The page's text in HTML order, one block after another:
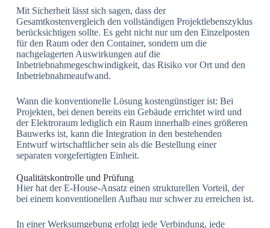
Mit Sicherheit lässt sich sagen, dass der
Gesamtkostenvergleich den vollständigen Projektlebenszyklus
berücksichtigen sollte. Es geht nicht nur um den Einzelposten
für den Raum oder den Container, sondern um die
nachgelagerten Auswirkungen auf die
Inbetriebnahmegeschwindigkeit, das Risiko vor Ort und den
Inbetriebnahmeaufwand.
Wann die konventionelle Lösung kostengünstiger ist: Bei
Projekten, bei denen bereits ein Gebäude errichtet wird und
der Elektroraum lediglich ein Raum innerhalb eines größeren
Bauwerks ist, kann die Integration in den bestehenden
Entwurf wirtschaftlicher sein als die Bestellung einer
separaten vorgefertigten Einheit.
Qualitätskontrolle und Prüfung
Hier hat der E-House-Ansatz einen strukturellen Vorteil, der
bei einem konventionellen Aufbau nur schwer zu erreichen ist.
In einer Werksumgebung erfolgt jede Verbindung, jede